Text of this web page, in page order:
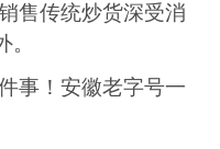
售传统炒货深受消
。
事！安徽老字号一